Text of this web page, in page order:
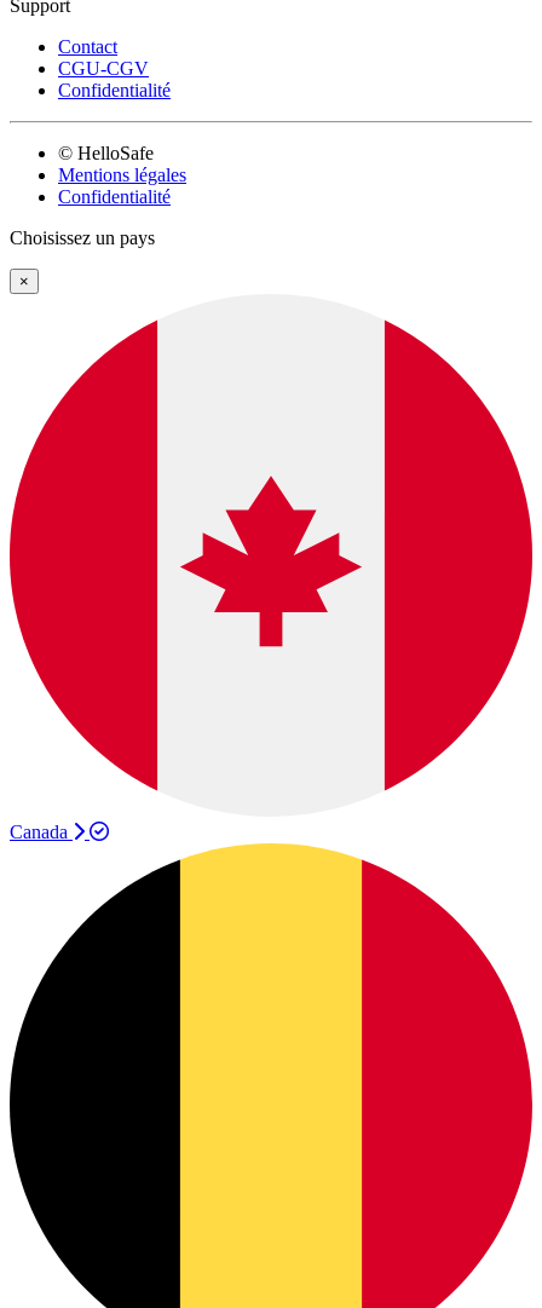
Support
Contact
CGU-CGV
Confidentialité
© HelloSafe
Mentions légales
Confidentialité
Choisissez un pays
×
Canada